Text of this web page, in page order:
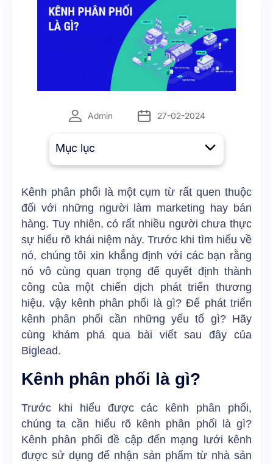
Admin 27-02-2024
Mục lục
Kênh phân phối là một cụm từ rất quen thuộc
đối với những người làm marketing hay bán
hàng. Tuy nhiên, có rất nhiều người chưa thực
sự hiểu rõ khái niệm này. Trước khi tìm hiểu về
nó, chúng tôi xin khẳng định với các bạn rằng
nó vô cùng quan trọng để quyết định thành
công của một chiến dịch phát triển thương
hiệu. vậy kênh phân phối là gì? Để phát triển
kênh phân phối cần những yếu tố gì? Hãy
cùng khám phá qua bài viết sau đây của
Biglead.
Kênh phân phối là gì?
Trước khi hiểu được các kênh phân phối,
chúng ta cần hiểu rõ kênh phân phối là gì?
Kênh phân phối đề cập đến mạng lưới kênh
được sử dụng để nhận sản phẩm từ nhà sản